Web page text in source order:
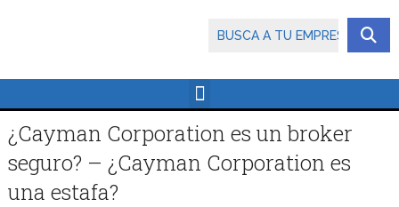
¿Cayman Corporation es un broker
seguro? – ¿Cayman Corporation es
una estafa?